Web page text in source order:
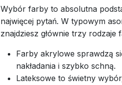
Wybór farby to absolutna
najwięcej pytań. W typowym
znajdziesz głównie trzy
Farby akrylowe sprawdzą
nakładania i szybko schną.
Lateksowe to świetny